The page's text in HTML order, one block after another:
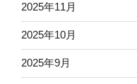
2025年11月
2025年10月
2025年9月